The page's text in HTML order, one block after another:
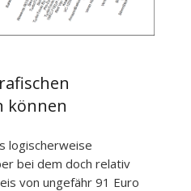
können
logischerweise
bei dem doch relativ
von ungefähr 91 Euro